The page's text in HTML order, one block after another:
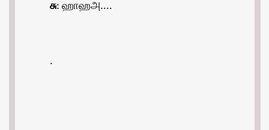
சு: ஹாஹஅ....
.